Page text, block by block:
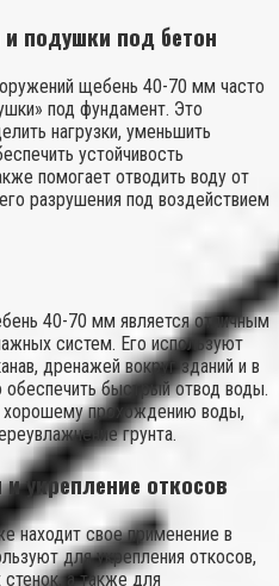
подушки под бетон
щебень 40-70 мм часто
под фундамент. Это
нагрузки, уменьшить
устойчивость
помогает отводить воду от
разрушения под воздействием
40-70 мм является отличным
систем. Его используют
дренажей вокруг зданий и в
быстрый отвод воды.
хорошему прохождению воды,
грунта.
укрепление откосов
находит свое применение в
для укрепления откосов,
а также для